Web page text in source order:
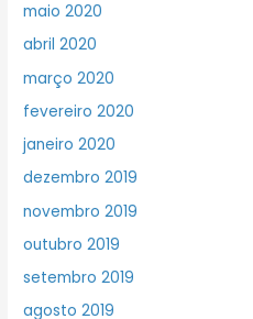
maio 2020
abril 2020
março 2020
fevereiro 2020
janeiro 2020
dezembro 2019
novembro 2019
outubro 2019
setembro 2019
agosto 2019